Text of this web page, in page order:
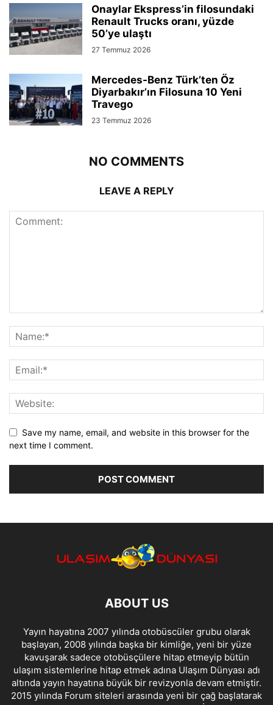
Onaylar Ekspress’in filosundaki
Renault Trucks oranı, yüzde
50’ye ulaştı
27 Temmuz 2026
Mercedes-Benz Türk’ten Öz
Diyarbakır’ın Filosuna 10 Yeni
Travego
23 Temmuz 2026
NO COMMENTS
LEAVE A REPLY
Save my name, email, and website in this browser for the
next time I comment.
ABOUT US
Yayın hayatına 2007 yılında otobüscüler grubu olarak
başlayan, 2008 yılında başka bir kimliğe, yeni bir yüze
kavuşarak sadece otobüsçülere hitap etmeyip bütün
ulaşım sistemlerine hitap etmek adına Ulaşım Dünyası adı
altında yayın hayatına büyük bir revizyonla devam etmiştir.
2015 yılında Forum siteleri arasında yeni bir çağ başlatarak